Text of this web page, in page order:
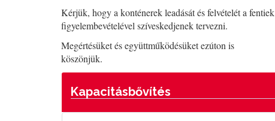
Kérjük, hogy a konténerek leadását és felvételét a fentiek
figyelembevételével szíveskedjenek tervezni.
Megértésüket és együttműködésüket ezúton is
köszönjük.
Kapacitásbővítés